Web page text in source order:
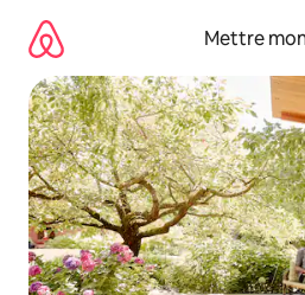
directement
contenu
Mettre